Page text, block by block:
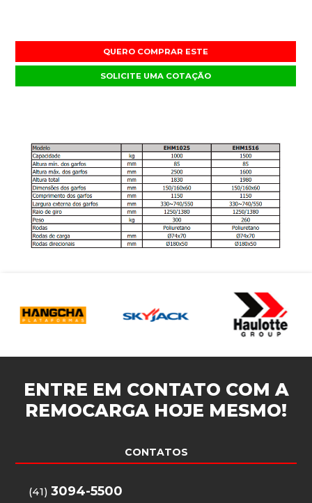
QUERO COMPRAR ESTE
SOLICITE UMA COTAÇÃO
ENTRE EM CONTATO COM A
REMOCARGA HOJE MESMO!
CONTATOS
(41)3094-5500